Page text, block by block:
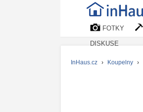
FOTKY
DISKUSE
InHaus.cz › Koupelny ›